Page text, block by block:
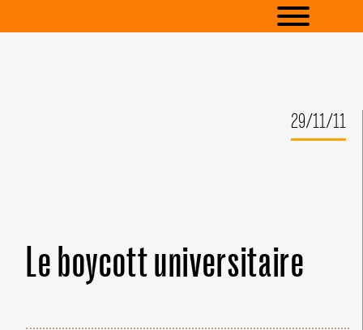
29/11/11
Le boycott universitaire